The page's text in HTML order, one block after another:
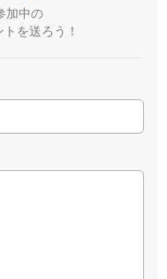
加中の
を送ろう！